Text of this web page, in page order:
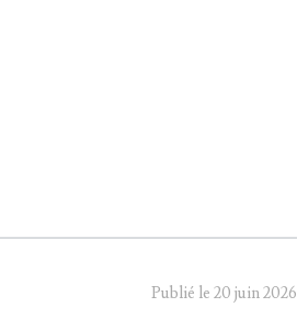
Publié le 20 juin 2026